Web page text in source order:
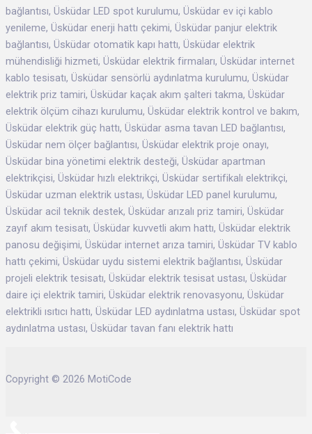
bağlantısı, Üsküdar LED spot kurulumu, Üsküdar ev içi kablo
yenileme, Üsküdar enerji hattı çekimi, Üsküdar panjur elektrik
bağlantısı, Üsküdar otomatik kapı hattı, Üsküdar elektrik
mühendisliği hizmeti, Üsküdar elektrik firmaları, Üsküdar internet
kablo tesisatı, Üsküdar sensörlü aydınlatma kurulumu, Üsküdar
elektrik priz tamiri, Üsküdar kaçak akım şalteri takma, Üsküdar
elektrik ölçüm cihazı kurulumu, Üsküdar elektrik kontrol ve bakım,
Üsküdar elektrik güç hattı, Üsküdar asma tavan LED bağlantısı,
Üsküdar nem ölçer bağlantısı, Üsküdar elektrik proje onayı,
Üsküdar bina yönetimi elektrik desteği, Üsküdar apartman
elektrikçisi, Üsküdar hızlı elektrikçi, Üsküdar sertifikalı elektrikçi,
Üsküdar uzman elektrik ustası, Üsküdar LED panel kurulumu,
Üsküdar acil teknik destek, Üsküdar arızalı priz tamiri, Üsküdar
zayıf akım tesisatı, Üsküdar kuvvetli akım hattı, Üsküdar elektrik
panosu değişimi, Üsküdar internet arıza tamiri, Üsküdar TV kablo
hattı çekimi, Üsküdar uydu sistemi elektrik bağlantısı, Üsküdar
projeli elektrik tesisatı, Üsküdar elektrik tesisat ustası, Üsküdar
daire içi elektrik tamiri, Üsküdar elektrik renovasyonu, Üsküdar
elektrikli ısıtıcı hattı, Üsküdar LED aydınlatma ustası, Üsküdar spot
aydınlatma ustası, Üsküdar tavan fanı elektrik hattı
Copyright © 2026 MotiCode